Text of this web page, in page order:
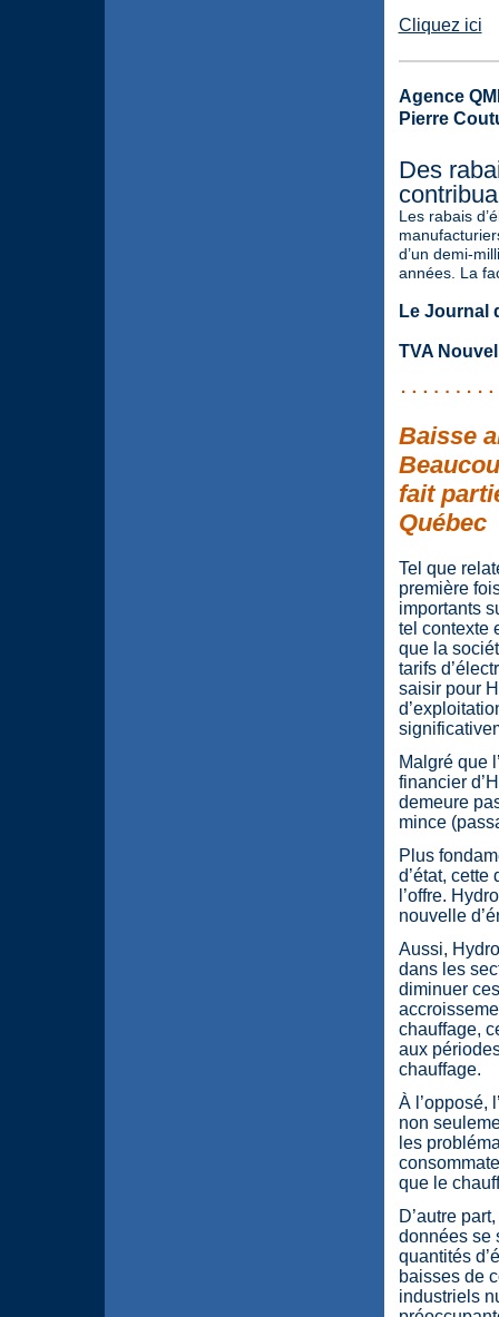
Cliquez ici
Agence
Pierre
Des
Les rabais
d’un demi-
années. La
Le Journal
TVA
Baisse
fait
Québec
Tel que
première
importants
tel contexte
que la
tarifs
saisir pour
Malgré que
financier
demeure
mince
Plus
d’état,
l’offre.
nouvelle
Aussi,
dans les
diminuer
chauffage,
aux
chauffage.
À l’opposé,
non
les
que le
D’autre
données se
quantités
baisses de
industriels